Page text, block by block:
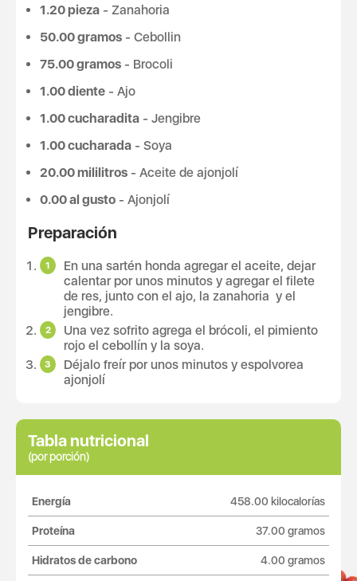
1.20 pieza - Zanahoria
50.00 gramos - Cebollin
75.00 gramos - Brocoli
1.00 diente - Ajo
1.00 cucharadita - Jengibre
1.00 cucharada - Soya
20.00 mililitros - Aceite de ajonjolí
0.00 al gusto - Ajonjolí
Preparación
En una sartén honda agregar el aceite, dejar
calentar por unos minutos y agregar el filete
de res, junto con el ajo, la zanahoria y el
jengibre.
Una vez sofrito agrega el brócoli, el pimiento
rojo el cebollín y la soya.
Déjalo freír por unos minutos y espolvorea
ajonjolí
Tabla nutricional
(por porción)
Energía 458.00 kilocalorías
Proteína 37.00 gramos
Hidratos de carbono 4.00 gramos